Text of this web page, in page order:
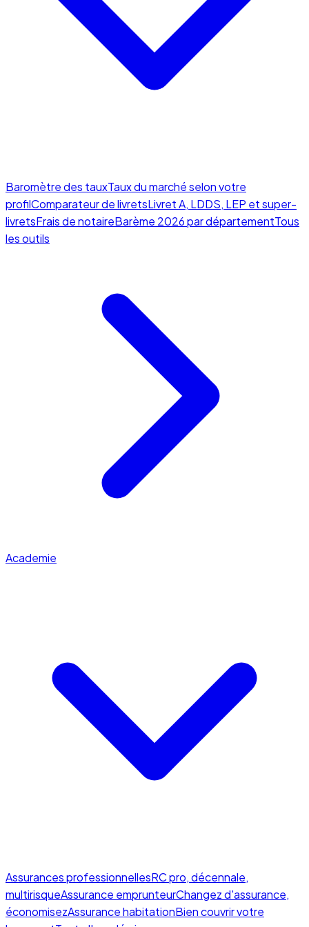
Baromètre des tauxTaux du marché selon votre
profilComparateur de livretsLivret A, LDDS, LEP et super-
livretsFrais de notaireBarème 2026 par départementTous
les outils
Academie
Assurances professionnellesRC pro, décennale,
multirisqueAssurance emprunteurChangez d'assurance,
économisezAssurance habitationBien couvrir votre